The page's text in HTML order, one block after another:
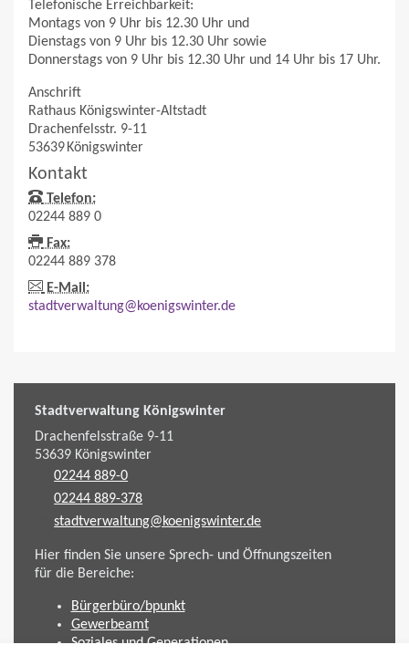
Telefonische Erreichbarkeit:
Montags von 9 Uhr bis 12.30 Uhr und
Dienstags von 9 Uhr bis 12.30 Uhr sowie
Donnerstags von 9 Uhr bis 12.30 Uhr und 14 Uhr bis 17 Uhr.
Anschrift
Rathaus Königswinter-Altstadt
Drachenfelsstr. 9-11
53639 Königswinter
Kontakt
Telefon:
02244 889 0
Fax:
02244 889 378
E-Mail:
stadtverwaltung@koenigswinter.de
Stadtverwaltung Königswinter
Drachenfelsstraße 9-11
53639Königswinter
02244 889-0
02244 889-378
stadtverwaltung@koenigswinter.de
Hier finden Sie unsere Sprech- und Öffnungszeiten
für die Bereiche:
Bürgerbüro/bpunkt
Gewerbeamt
Soziales und Generationen